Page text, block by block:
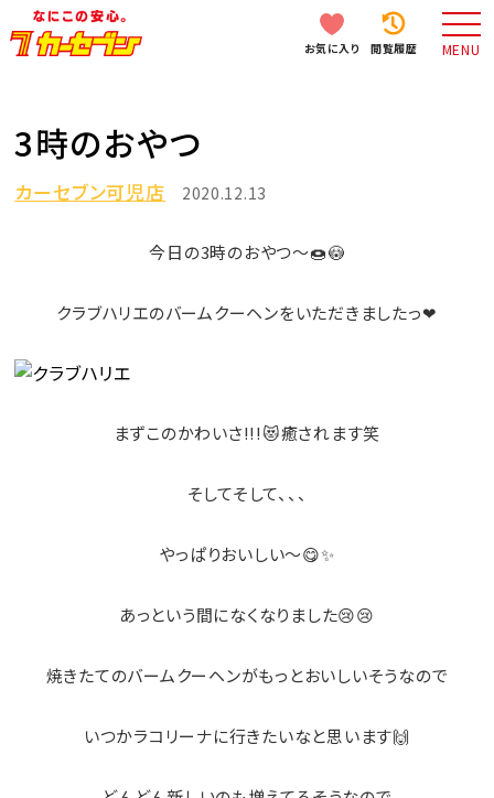
お気に入り 閲覧履歴 MENU
3時のおやつ
カーセブン可児店 2020.12.13
今日の3時のおやつ～🍩😳
クラブハリエのバームクーヘンをいただきましたっ❤
まずこのかわいさ!!!😻癒されます笑
そしてそして、、、
やっぱりおいしい～😋✨
あっという間になくなりました😢😢
焼きたてのバームクーヘンがもっとおいしいそうなので
いつかラコリーナに行きたいなと思います🙌